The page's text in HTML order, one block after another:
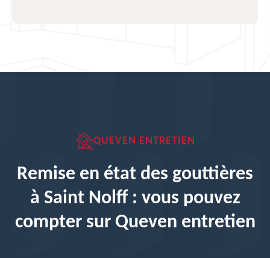
QUEVEN ENTRETIEN
Remise en état des gouttières
à Saint Nolff : vous pouvez
compter sur Queven entretien